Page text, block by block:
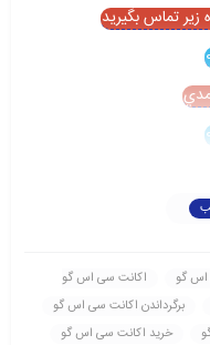
زیر تماس بگیرید
اس گو
اکانت سی اس گو
برگرداندن اکانت سی اس گو
خريد اکانت سی اس گو